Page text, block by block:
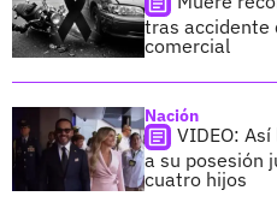
tras accidente
comercial
Nación
VIDEO:
a su posesión
cuatro hijos